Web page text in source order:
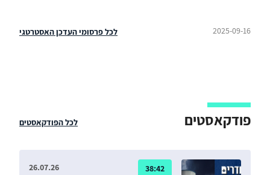
2025-09-16 לכל פרסומי העדכן האסטרטגי
פודקאסטים לכל הפודקאסטים
38:42
26.07.26